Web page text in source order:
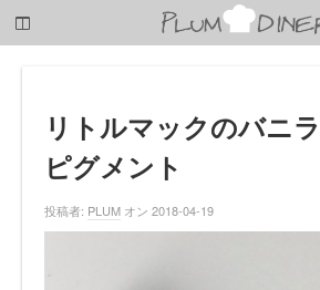
子
リトルマックのバニ
ピグメント
投稿者: PLUM オン 2018-04-19